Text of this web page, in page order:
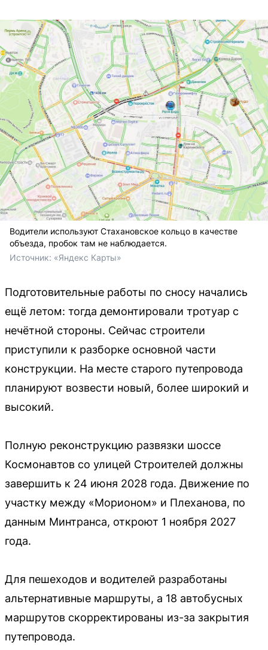
Водители используют Стахановское кольцо в качестве
объезда, пробок там не наблюдается.
Источник: «Яндекс Карты»
Подготовительные работы по сносу начались
ещё летом: тогда демонтировали тротуар с
нечётной стороны. Сейчас строители
приступили к разборке основной части
конструкции. На месте старого путепровода
планируют возвести новый, более широкий и
высокий.
Полную реконструкцию развязки шоссе
Космонавтов со улицей Строителей должны
завершить к 24 июня 2028 года. Движение по
участку между «Морионом» и Плеханова, по
данным Минтранса, откроют 1 ноября 2027
года.
Для пешеходов и водителей разработаны
альтернативные маршруты, а 18 автобусных
маршрутов скорректированы из-за закрытия
путепровода.